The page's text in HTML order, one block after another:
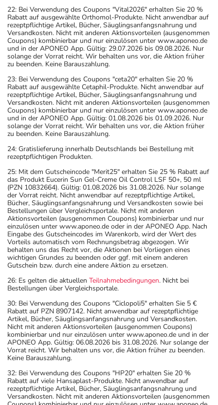
22: Bei Verwendung des Coupons "Vital2026" erhalten Sie 20 %
Rabatt auf ausgewählte Orthomol-Produkte. Nicht anwendbar auf
rezeptpflichtige Artikel, Bücher, Säuglingsanfangsnahrung und
Versandkosten. Nicht mit anderen Aktionsvorteilen (ausgenommen
Coupons) kombinierbar und nur einzulösen unter www.aponeo.de
und in der APONEO App. Gültig: 29.07.2026 bis 09.08.2026. Nur
solange der Vorrat reicht. Wir behalten uns vor, die Aktion früher
zu beenden. Keine Barauszahlung.
23: Bei Verwendung des Coupons "ceta20" erhalten Sie 20 %
Rabatt auf ausgewählte Cetaphil-Produkte. Nicht anwendbar auf
rezeptpflichtige Artikel, Bücher, Säuglingsanfangsnahrung und
Versandkosten. Nicht mit anderen Aktionsvorteilen (ausgenommen
Coupons) kombinierbar und nur einzulösen unter www.aponeo.de
und in der APONEO App. Gültig: 01.08.2026 bis 01.09.2026. Nur
solange der Vorrat reicht. Wir behalten uns vor, die Aktion früher
zu beenden. Keine Barauszahlung.
24: Gratislieferung innerhalb Deutschlands bei Bestellung mit
rezeptpflichtigen Produkten.
25: Mit dem Gutscheincode "Merit25" erhalten Sie 25 % Rabatt auf
das Produkt Eucerin Sun Gel-Creme Oil Control LSF 50+, 50 ml
(PZN 10832664). Gültig: 01.08.2026 bis 31.08.2026. Nur solange
der Vorrat reicht. Nicht anwendbar auf rezeptpflichtige Artikel,
Bücher, Säuglingsanfangsnahrung und Versandkosten sowie bei
Bestellungen über Vergleichsportale. Nicht mit anderen
Aktionsvorteilen (ausgenommen Coupons) kombinierbar und nur
einzulösen unter www.aponeo.de oder in der APONEO App. Nach
Eingabe des Gutscheincodes im Warenkorb, wird der Wert des
Vorteils automatisch vom Rechnungsbetrag abgezogen. Wir
behalten uns das Recht vor, die Aktionen bei Vorliegen eines
wichtigen Grundes zu beenden oder ggf. mit einem anderen
Gutschein bzw. durch eine andere Aktion zu ersetzen.
26: Es gelten die aktuellen Teilnahmebedingungen. Nicht bei
Bestellungen über Vergleichsportale.
30: Bei Verwendung des Coupons "Ciclopoli5" erhalten Sie 5 €
Rabatt auf PZN 8907142. Nicht anwendbar auf rezeptpflichtige
Artikel, Bücher, Säuglingsanfangsnahrung und Versandkosten.
Nicht mit anderen Aktionsvorteilen (ausgenommen Coupons)
kombinierbar und nur einzulösen unter www.aponeo.de und in der
APONEO App. Gültig: 06.08.2026 bis 31.08.2026. Nur solange der
Vorrat reicht. Wir behalten uns vor, die Aktion früher zu beenden.
Keine Barauszahlung.
32: Bei Verwendung des Coupons "HP20" erhalten Sie 20 %
Rabatt auf viele Hansaplast-Produkte. Nicht anwendbar auf
rezeptpflichtige Artikel, Bücher, Säuglingsanfangsnahrung und
Versandkosten. Nicht mit anderen Aktionsvorteilen (ausgenommen